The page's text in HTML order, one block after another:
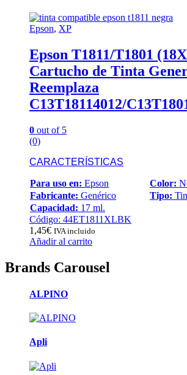
Epson, XP
Epson T1811/T1801
Cartucho de Tinta
Reemplaza
C13T18114012/
0 out of 5
(0)
CARACTERÍSTICAS
Para uso en: Epson Color:
Fabricante: Genérico Tipo:
Capacidad: 17 ml.
Código: 44ET1811XLBK
1,45€ IVA incluido
Añadir al carrito
Brands Carousel
ALPINO
Apli